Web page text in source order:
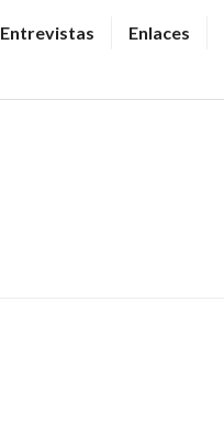
Entrevistas Enlaces